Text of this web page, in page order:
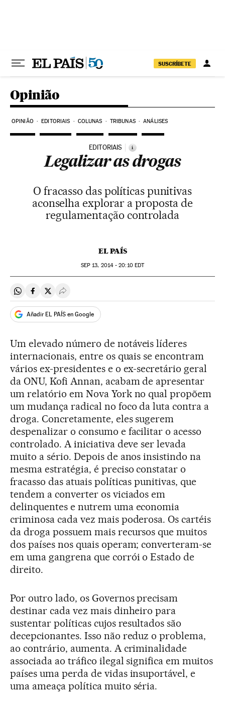
SUSCRÍBETE
Opinião
OPINIÃO EDITORIAIS COLUNAS TRIBUNAS ANÁLISES
EDITORIAIS i
Legalizar as drogas
O fracasso das políticas punitivas
aconselha explorar a proposta de
regulamentação controlada
EL PAÍS
SEP 13, 2014 - 20:10EDT
Compartir en Whatsapp
Compartir en Facebook
Compartir en Twitter
Desplegar Redes Sociales
Añadir EL PAÍS en Google
Um elevado número de notáveis líderes
internacionais, entre os quais se encontram
vários ex-presidentes e o ex-secretário geral
da ONU, Kofi Annan, acabam de apresentar
um relatório em Nova York no qual propõem
um mudança radical no foco da luta contra a
droga. Concretamente, eles sugerem
despenalizar o consumo e facilitar o acesso
controlado. A iniciativa deve ser levada
muito a sério. Depois de anos insistindo na
mesma estratégia, é preciso constatar o
fracasso das atuais políticas punitivas, que
tendem a converter os viciados em
delinquentes e nutrem uma economia
criminosa cada vez mais poderosa. Os cartéis
da droga possuem mais recursos que muitos
dos países nos quais operam; converteram-se
em uma gangrena que corrói o Estado de
direito.
Por outro lado, os Governos precisam
destinar cada vez mais dinheiro para
sustentar políticas cujos resultados são
decepcionantes. Isso não reduz o problema,
ao contrário, aumenta. A criminalidade
associada ao tráfico ilegal significa em muitos
países uma perda de vidas insuportável, e
uma ameaça política muito séria.